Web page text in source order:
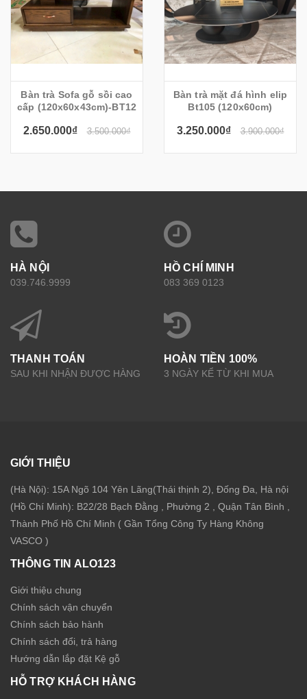
Bàn trà Sofa gỗ sồi cao
cấp (120x60x43cm)-BT12
2.650.000₫ 3.500.000₫
Bàn trà mặt đá hình elip
Bt105 (120x60cm)
3.250.000₫ 3.900.000₫
HÀ NỘI
039.746.9999
HỒ CHÍ MINH
083 369 0123
THANH TOÁN
SAU KHI NHẬN ĐƯỢC HÀNG
HOÀN TIỀN 100%
3 NGÀY KỂ TỪ KHI MUA
GIỚI THIỆU
(Hà Nội): 15A Ngõ 104 Yên Lãng(Thái thịnh 2), Đống Đa, Hà nội
(Hồ Chí Minh): B22/28 Bạch Đằng , Phường 2 , Quận Tân Bình ,
Thành Phố Hồ Chí Minh ( Gần Tổng Công Ty Hàng Không
VASCO )
THÔNG TIN ALO123
Giới thiệu chung
Chính sách vận chuyển
Chính sách bảo hành
Chính sách đổi, trả hàng
Hướng dẫn lắp đặt Kệ gỗ
HỖ TRỢ KHÁCH HÀNG